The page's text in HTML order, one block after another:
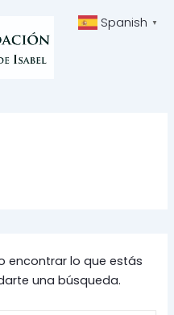
encontrar lo que estás
una búsqueda.
Spanish ▼